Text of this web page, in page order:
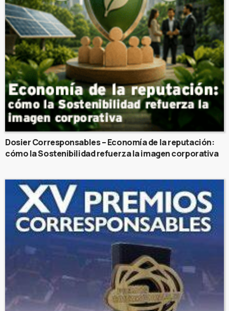
Dosier Corresponsables – Economía de la reputación:
cómo la Sostenibilidad refuerza la imagen corporativa